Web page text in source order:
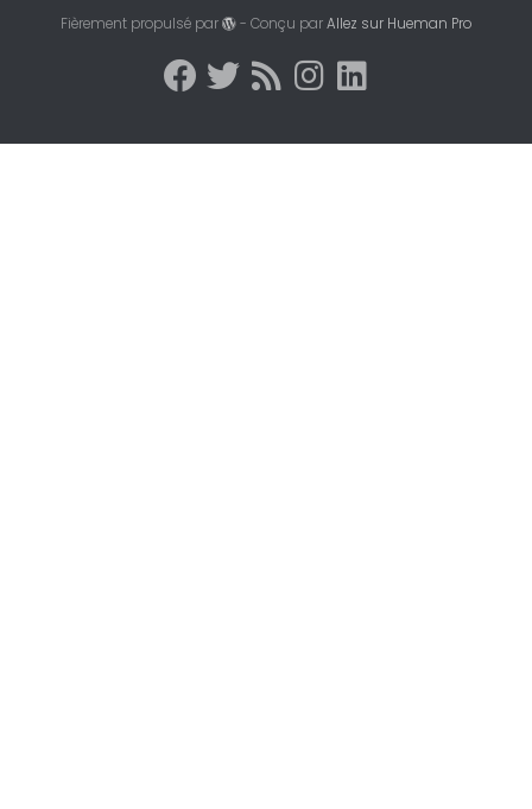
Fièrement propulsé par - Conçu parAllez sur Hueman Pro